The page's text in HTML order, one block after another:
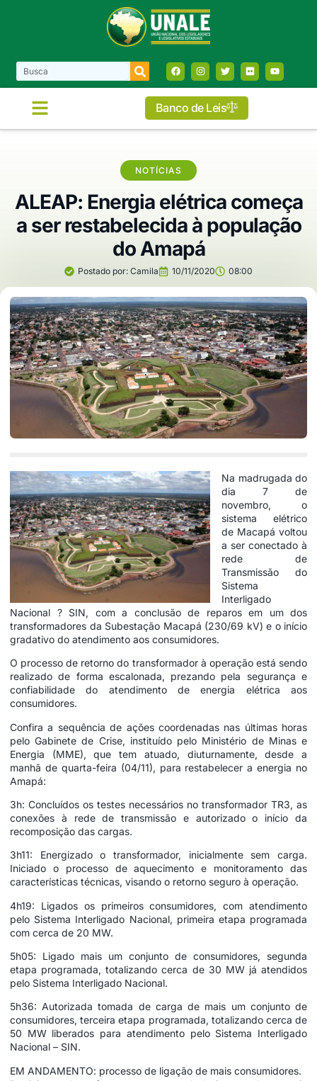
Banco de Leis
NOTÍCIAS
ALEAP: Energia elétrica começa
a ser restabelecida à população
do Amapá
Postado por: Camila 10/11/2020 08:00
Na madrugada do
dia 7 de
novembro, o
sistema elétrico
de Macapá voltou
a ser conectado à
rede de
Transmissão do
Sistema
Interligado
Nacional ? SIN, com a conclusão de reparos em um dos
transformadores da Subestação Macapá (230/69 kV) e o início
gradativo do atendimento aos consumidores.
O processo de retorno do transformador à operação está sendo
realizado de forma escalonada, prezando pela segurança e
confiabilidade do atendimento de energia elétrica aos
consumidores.
Confira a sequência de ações coordenadas nas últimas horas
pelo Gabinete de Crise, instituído pelo Ministério de Minas e
Energia (MME), que tem atuado, diuturnamente, desde a
manhã de quarta-feira (04/11), para restabelecer a energia no
Amapá:
3h: Concluídos os testes necessários no transformador TR3, as
conexões à rede de transmissão e autorizado o início da
recomposição das cargas.
3h11: Energizado o transformador, inicialmente sem carga.
Iniciado o processo de aquecimento e monitoramento das
características técnicas, visando o retorno seguro à operação.
4h19: Ligados os primeiros consumidores, com atendimento
pelo Sistema Interligado Nacional, primeira etapa programada
com cerca de 20 MW.
5h05: Ligado mais um conjunto de consumidores, segunda
etapa programada, totalizando cerca de 30 MW já atendidos
pelo Sistema Interligado Nacional.
5h36: Autorizada tomada de carga de mais um conjunto de
consumidores, terceira etapa programada, totalizando cerca de
50 MW liberados para atendimento pelo Sistema Interligado
Nacional – SIN.
EM ANDAMENTO: processo de ligação de mais consumidores.